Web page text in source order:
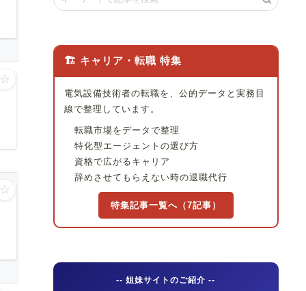
🏗 キャリア・転職 特集
電気設備技術者の転職を、公的データと実務目
線で整理しています。
転職市場をデータで整理
特化型エージェントの選び方
資格で広がるキャリア
辞めさせてもらえない時の退職代行
特集記事一覧へ（7記事）
-- 姐妹サイトのご紹介 --